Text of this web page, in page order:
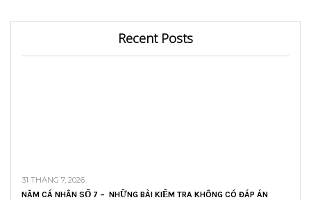
Recent Posts
31 THÁNG 7, 2026
NĂM CÁ NHÂN SỐ 7 – NHỮNG BÀI KIỂM TRA KHÔNG CÓ ĐÁP ÁN